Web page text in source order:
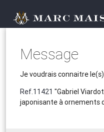
Message
Je voudrais connaitre
Ref.11421 "Gabriel
japonisante à ornements